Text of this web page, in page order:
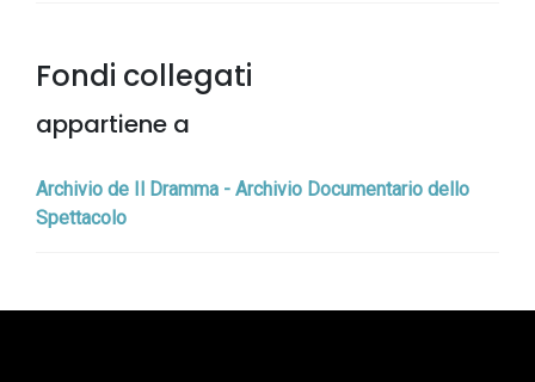
Fondi collegati
appartiene a
Archivio de Il Dramma - Archivio Documentario dello
Spettacolo